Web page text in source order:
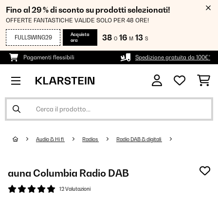
Fino al 29 % di sconto su prodotti selezionati!
OFFERTE FANTASTICHE VALIDE SOLO PER 48 ORE!
FULLSWING29
Acquista
ora
38 O 16 M 13 S
Pagamenti flessibili Spedizione gratuita da 100€*
Audio & Hi fi Radios Radio DAB & digitali
auna Columbia Radio DAB
12 Valutazioni